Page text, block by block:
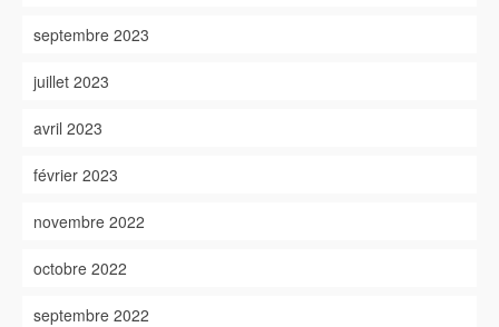
septembre 2023
juillet 2023
avril 2023
février 2023
novembre 2022
octobre 2022
septembre 2022